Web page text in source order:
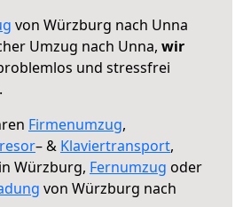
von Würzburg nach Unna
Umzug nach Unna, wir
und stressfrei
Firmenumzug,
– & Klaviertransport,
in Würzburg, Fernumzug oder
von Würzburg nach